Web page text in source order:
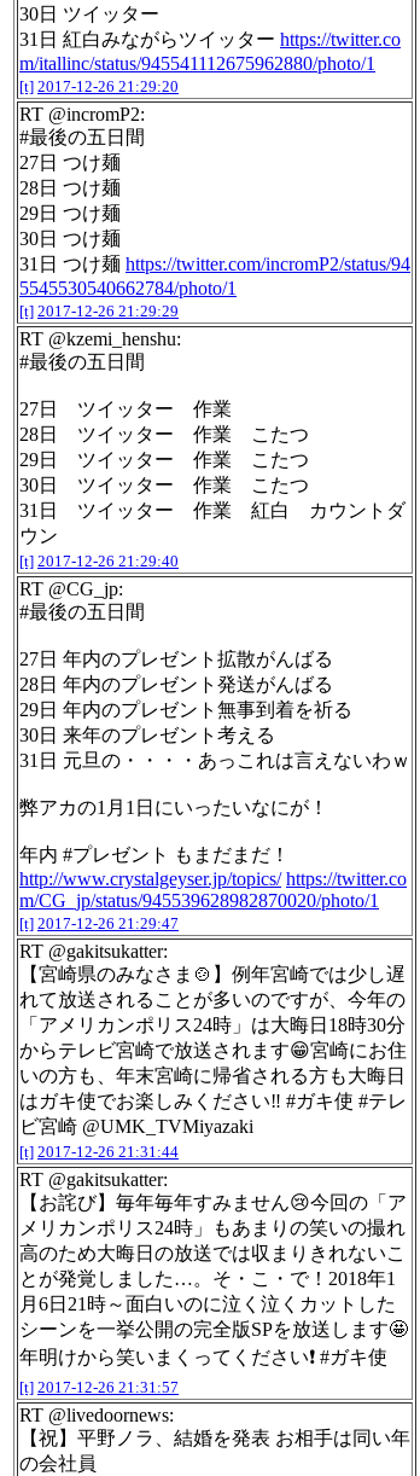
30日 ツイッター
31日 紅白みながらツイッター https://twitter.co
m/itallinc/status/945541112675962880/photo/1
[t] 2017-12-26 21:29:20
RT @incromP2:
#最後の五日間
27日 つけ麺
28日 つけ麺
29日 つけ麺
30日 つけ麺
31日 つけ麺 https://twitter.com/incromP2/status/94
5545530540662784/photo/1
[t] 2017-12-26 21:29:29
RT @kzemi_henshu:
#最後の五日間
27日 ツイッター 作業
28日 ツイッター 作業 こたつ
29日 ツイッター 作業 こたつ
30日 ツイッター 作業 こたつ
31日 ツイッター 作業 紅白 カウントダ
ウン
[t] 2017-12-26 21:29:40
RT @CG_jp:
#最後の五日間
27日 年内のプレゼント拡散がんばる
28日 年内のプレゼント発送がんばる
29日 年内のプレゼント無事到着を祈る
30日 来年のプレゼント考える
31日 元旦の・・・・あっこれは言えないわｗ
弊アカの1月1日にいったいなにが！
年内 #プレゼント もまだまだ！
http://www.crystalgeyser.jp/topics/ https://twitter.co
m/CG_jp/status/945539628982870020/photo/1
[t] 2017-12-26 21:29:47
RT @gakitsukatter:
【宮崎県のみなさま🍲】例年宮崎では少し遅
れて放送されることが多いのですが、今年の
「アメリカンポリス24時」は大晦日18時30分
からテレビ宮崎で放送されます😁宮崎にお住
いの方も、年末宮崎に帰省される方も大晦日
はガキ使でお楽しみください‼️ #ガキ使 #テレ
ビ宮崎 @UMK_TVMiyazaki
[t] 2017-12-26 21:31:44
RT @gakitsukatter:
【お詫び】毎年毎年すみません😢今回の「ア
メリカンポリス24時」もあまりの笑いの撮れ
高のため大晦日の放送では収まりきれないこ
とが発覚しました…。そ・こ・で！2018年1
月6日21時～面白いのに泣く泣くカットした
シーンを一挙公開の完全版SPを放送します🤩
年明けから笑いまくってください❗️ #ガキ使
[t] 2017-12-26 21:31:57
RT @livedoornews:
【祝】平野ノラ、結婚を発表 お相手は同い年
の会社員